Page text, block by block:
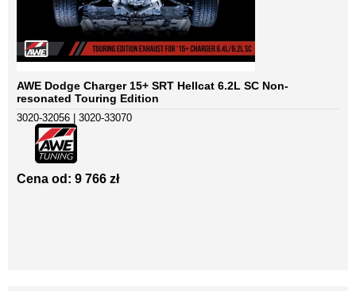
AWE Dodge Charger 15+ SRT Hellcat 6.2L SC Non-
resonated Touring Edition
3020-32056 | 3020-33070
Cena od: 9 766 zł